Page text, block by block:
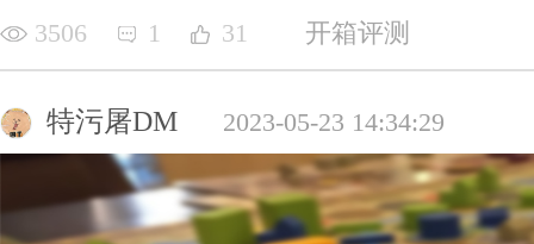
3506 1 31 开箱评测
特污屠DM 2023-05-23 14:34:29